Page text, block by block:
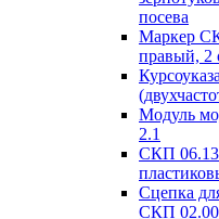
посева
Маркер
правый, 2
Модуль
2.1
СКП
Сцепка
СКП